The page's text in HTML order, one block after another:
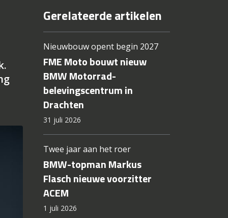
Gerelateerde artikelen
Nieuwbouw opent begin 2027
FME Moto bouwt nieuw
BMW Motorrad-
belevingscentrum in
Drachten
31 juli 2026
Twee jaar aan het roer
BMW-topman Markus
Flasch nieuwe voorzitter
ACEM
1 juli 2026